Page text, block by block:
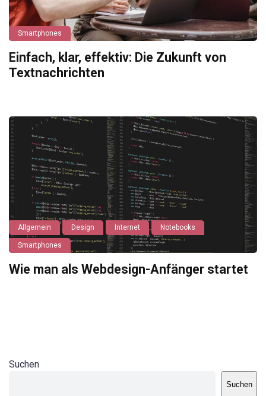
Smartphones
Einfach, klar, effektiv: Die Zukunft von
Textnachrichten
Allgemein Design Internet Notebooks
Smartphones
Wie man als Webdesign-Anfänger startet
Suchen
Suchen